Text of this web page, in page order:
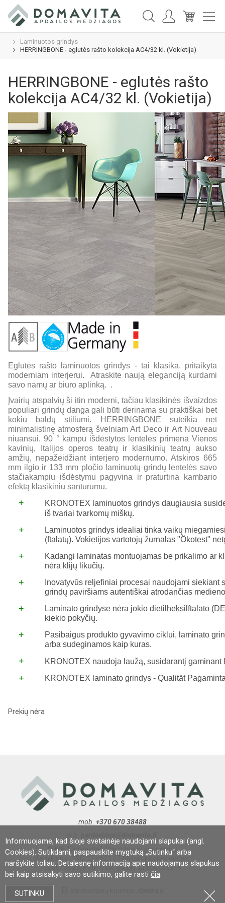
Informuojame, kad šioje svetainėje naudojami slapukai (angl.
Cookies). Sutikdami, paspauskite mygtuką „Sutinku“ arba
naršykite toliau. Detalesnę informaciją apie naudojamus slapukus
bei kaip atsisakyti savo sutikimo, galite rasti čia.
SUTINKU
Laminuotos grindys
HERRINGBONE - eglutės rašto kolekcija AC4/32 kl. (Vokietija)
HERRINGBONE - eglutės rašto
kolekcija AC4/32 kl. (Vokietija)
Eglutės rašto laminuotos grindys - tai klasika, pritaikyta
moderniam interjerui. Atraskite naują eleganciją kurdami
savo namų ar biuro aplinką. .
Įvairių atspalvių ši itin moderni, tačiau klasikinės išvaizdos
populiari grindų danga gali būti derinama su praktiškai bet
kokiu baldų stiliumi. HERRINGBONE suteikia net
minimalistinę atmosferą švelniam Art Deco ir Art Nouveau
niuansui. 90 ° kampu išdėstytos lentelės primena Vienos
kavinių, Italijos operos teatrų ir klasikinių teatrų aukso
amžių, nepažeidžiant interjero modernumo. Atskiros 665
mm ilgio ir 133 mm pločio laminuotų grindų lentelės savo
stačiakampiu išdėstymu pagyvina ir praturtina kambario
efektą klasikiniu santūrumu.
+
KRONOTEX laminuotos grindys daugiausia
iš tvariai tvarkomų miškų.
+
Laminuotos grindys idealiai tinka vaikų
(ftalatų). Vokietijos vartotojų žurnalas "Ökotest"
+
Kadangi laminatas montuojamas be prikalimo ar
nėra klijų likučių.
+
Inovatyvūs reljefiniai procesai naudojami
grindų paviršiams autentiškai atrodančias
+
Laminato grindyse nėra jokio dietilheksilftalato
kiekio pokyčių.
+
Pasibaigus produkto gyvavimo ciklui, laminato
arba sudeginamos kaip kuras.
+ KRONOTEX naudoja laužą, susidarantį gaminant
+ KRONOTEX laminato grindys - Qualität
Prekių nėra
mob. +370 670 38488
© MB "Domavita". Visos teisės saugomos
Kepyklos g. 19C, LT - 62117 Alytus, įmonės kodas:
150015529, PVM mok. kodas: LT500155219